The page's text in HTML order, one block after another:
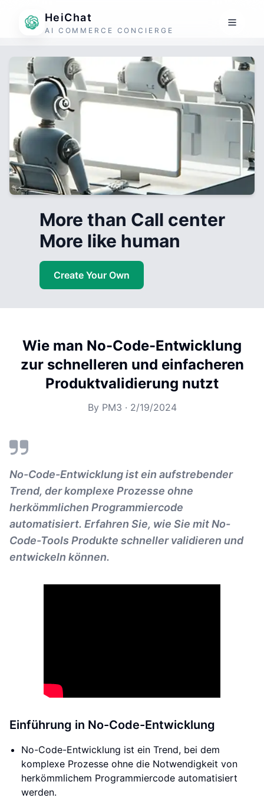
HeiChat
AI COMMERCE CONCIERGE
More than Call center
More like human
Create Your Own
Wie man No-Code-Entwicklung
zur schnelleren und einfacheren
Produktvalidierung nutzt
By PM3 · 2/19/2024
No-Code-Entwicklung ist ein aufstrebender
Trend, der komplexe Prozesse ohne
herkömmlichen Programmiercode
automatisiert. Erfahren Sie, wie Sie mit No-
Code-Tools Produkte schneller validieren und
entwickeln können.
Einführung in No-Code-Entwicklung
No-Code-Entwicklung ist ein Trend, bei dem
komplexe Prozesse ohne die Notwendigkeit von
herkömmlichem Programmiercode automatisiert
werden.